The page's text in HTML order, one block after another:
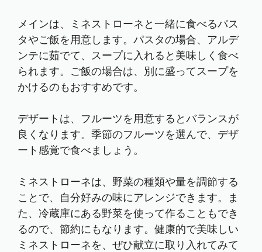
メインは、ミネストローネと一緒に食べるパス
タやご飯を用意します。パスタの場合、アルデ
ンテに茹でて、スープに入れると美味しく食べ
られます。ご飯の場合は、別に盛ってスープを
かけるのもおすすめです。
デザートは、フルーツを用意するとバランスが
良くなります。季節のフルーツを選んで、デザ
ート感覚で食べましょう。
ミネストローネは、野菜の種類や量を調節する
ことで、自分好みの味にアレンジできます。ま
た、冷蔵庫にある野菜を使って作ることもでき
るので、節約にもなります。健康的で美味しい
ミネストローネを、ぜひ献立に取り入れてみて